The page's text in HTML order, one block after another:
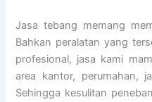
Jasa tebang memang
Bahkan peralatan yang
profesional, jasa kami
area kantor, perumahan,
Sehingga kesulitan